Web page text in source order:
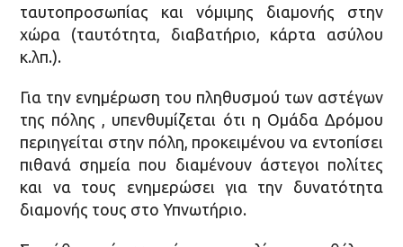
ταυτοπροσωπίας και νόμιμης διαμονής στην
χώρα (ταυτότητα, διαβατήριο, κάρτα ασύλου
κ.λπ.).
Για την ενημέρωση του πληθυσμού των αστέγων
της πόλης , υπενθυμίζεται ότι η Ομάδα Δρόμου
περιηγείται στην πόλη, προκειμένου να εντοπίσει
πιθανά σημεία που διαμένουν άστεγοι πολίτες
και να τους ενημερώσει για την δυνατότητα
διαμονής τους στο Υπνωτήριο.